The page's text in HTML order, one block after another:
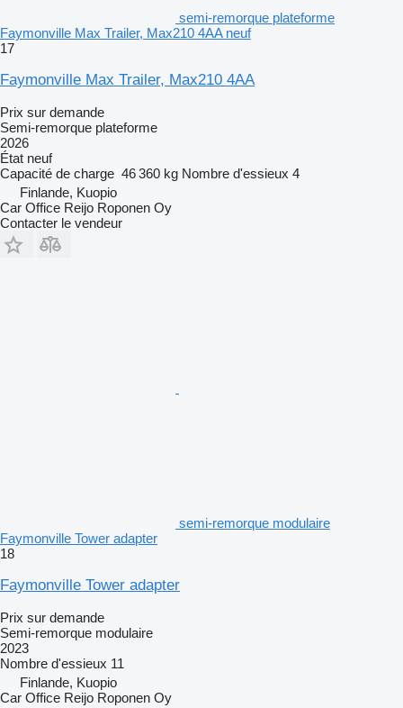
semi-remorque plateforme
Faymonville Max Trailer, Max210 4AA neuf
17
Faymonville Max Trailer, Max210 4AA
Prix sur demande
Semi-remorque plateforme
2026
État neuf
Capacité de charge 46 360 kg Nombre d'essieux 4
Finlande, Kuopio
Car Office Reijo Roponen Oy
Contacter le vendeur
semi-remorque modulaire
Faymonville Tower adapter
18
Faymonville Tower adapter
Prix sur demande
Semi-remorque modulaire
2023
Nombre d'essieux 11
Finlande, Kuopio
Car Office Reijo Roponen Oy